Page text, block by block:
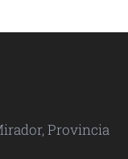
Provincia